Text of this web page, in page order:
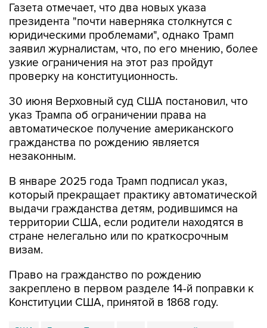
Газета отмечает, что два новых указа
президента "почти наверняка столкнутся с
юридическими проблемами", однако Трамп
заявил журналистам, что, по его мнению, более
узкие ограничения на этот раз пройдут
проверку на конституционность.
30 июня Верховный суд США постановил, что
указ Трампа об ограничении права на
автоматическое получение американского
гражданства по рождению является
незаконным.
В январе 2025 года Трамп подписал указ,
который прекращает практику автоматической
выдачи гражданства детям, родившимся на
территории США, если родители находятся в
стране нелегально или по краткосрочным
визам.
Право на гражданство по рождению
закреплено в первом разделе 14-й поправки к
Конституции США, принятой в 1868 году.